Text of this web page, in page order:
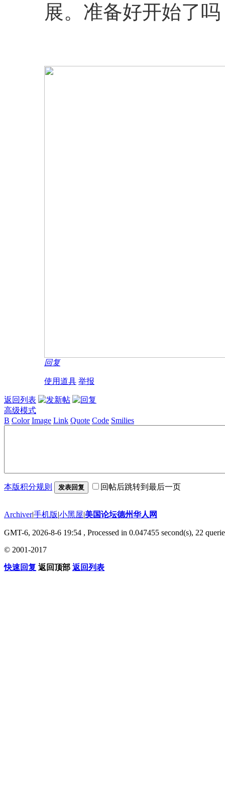
展。准备好开始了
回复
使用道具 举报
返回列表
高级模式
B Color Image Link Quote Code Smilies
本版积分规则 发表回复 回帖后跳转到最后一页
Archiver|手机版|小黑屋|美国论坛德州华人网
GMT-6, 2026-8-6 19:54 , Processed in 0.047455 second(s), 22
© 2001-2017
快速回复 返回顶部 返回列表